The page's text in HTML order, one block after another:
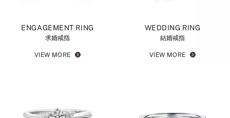
ENGAGEMENT RING
求婚戒指
VIEW MORE
WEDDING RING
結婚戒指
VIEW MORE